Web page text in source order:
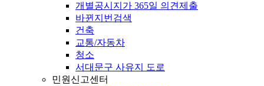
개별공시지가 365일 의견제출
바뀐지번검색
건축
교통/자동차
청소
서대문구 사유지 도로
민원신고센터